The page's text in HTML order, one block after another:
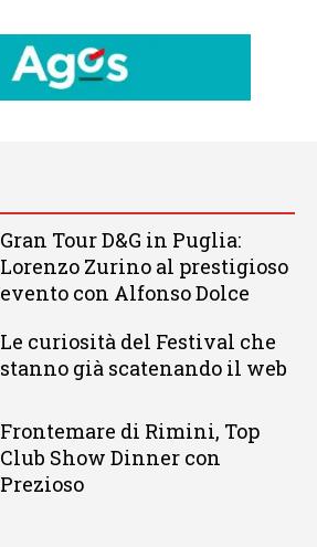
Gran Tour D&G in Puglia:
Lorenzo Zurino al prestigioso
evento con Alfonso Dolce
Le curiosità del Festival che
stanno già scatenando il web
Frontemare di Rimini, Top
Club Show Dinner con
Prezioso